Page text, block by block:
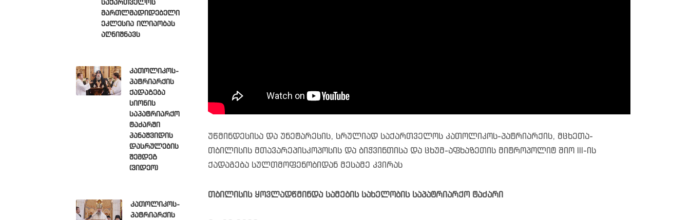
უწმინდესისა და უნეტარესის, სრულიად საქართველოს კათოლიკოს-პატრიარქის, მცხეთა-
თბილისის მთავარეპისკოპოსის და ბიჭვინთისა და ცხუმ-აფხაზეთის მიტროპოლიტ შიო III-ის
ქადაგება სულთმოფენობიდან მესამე კვირას
თბილისის ყოვლადწმინდა სამების სახელობის საპატრიარქო ტაძარი
საქართველოს
მართლმადიდებელი
ეკლესია ილიაობას
აღნიშნავს
კათოლიკოს-
პატრიარქის
ქადაგება
სიონის
საპატრიარქო
ტაძარში
პანაშვიდის
დასრულების
შემდეგ
(ვიდეო)
კათოლიკოს-
პატრიარქის